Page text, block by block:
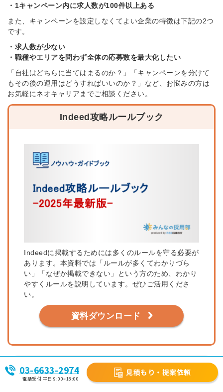
・1キャンペーン内に求人数が100件以上ある
また、キャンペーンを設定しなくてよい企業の特徴は下記の2つ
です。
・求人数が少ない
・職種やエリアを問わず全体の応募数を最大化したい
「自社はどちらに当てはまるのか？」「キャンペーンを分けて
もその後の運用はどうすればいいのか？」など、お悩みの方は
お気軽にネオキャリアまでご相談ください。
Indeed攻略ルールブック
Indeedに掲載するためには多くのルールを守る必要が
あります。本資料では「ルールが多くてわかりづら
い」「なぜか掲載できない」という方のため、わかり
やすくルールを説明しています。ぜひご活用くださ
い。
資料ダウンロード
この事例・記事に関わった営業担当
03-6633-2974
電話受付 平日 9:00~18:00
見積もり・提案依頼